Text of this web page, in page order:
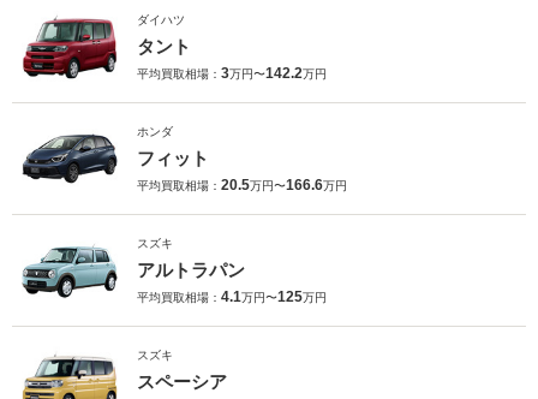
ダイハツ
タント
平均買取相場： 3万円〜142.2万円
ホンダ
フィット
平均買取相場： 20.5万円〜166.6万円
スズキ
アルトラパン
平均買取相場： 4.1万円〜125万円
スズキ
スペーシア